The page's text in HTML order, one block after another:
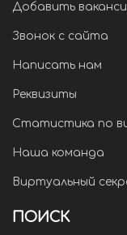
Добавить
Звонок с сайта
Написать нам
Реквизиты
Статистика по
Наша команда
Виртуальный
ПОИСК